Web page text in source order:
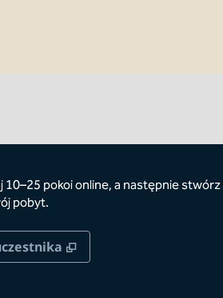
pokoi online, a następnie stwórz
pobyt.
,